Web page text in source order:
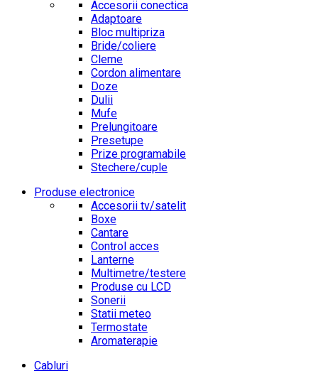
Accesorii conectica
Adaptoare
Bloc multipriza
Bride/coliere
Cleme
Cordon alimentare
Doze
Dulii
Mufe
Prelungitoare
Presetupe
Prize programabile
Stechere/cuple
Produse electronice
Accesorii tv/satelit
Boxe
Cantare
Control acces
Lanterne
Multimetre/testere
Produse cu LCD
Sonerii
Statii meteo
Termostate
Aromaterapie
Cabluri